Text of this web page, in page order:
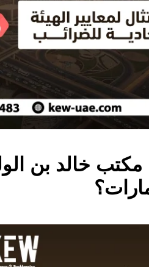
خالد بن